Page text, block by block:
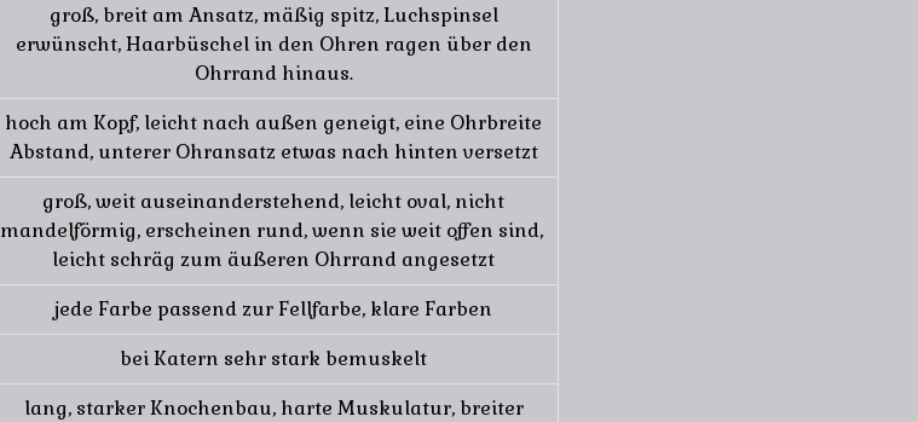
groß, breit am Ansatz, mäßig spitz, Luchspinsel
erwünscht, Haarbüschel in den Ohren ragen über den
Ohrrand hinaus.
hoch am Kopf, leicht nach außen geneigt, eine Ohrbreite
Abstand, unterer Ohransatz etwas nach hinten versetzt
groß, weit auseinanderstehend, leicht oval, nicht
mandelförmig, erscheinen rund, wenn sie weit offen sind,
leicht schräg zum äußeren Ohrrand angesetzt
jede Farbe passend zur Fellfarbe, klare Farben
bei Katern sehr stark bemuskelt
lang, starker Knochenbau, harte Muskulatur, breiter